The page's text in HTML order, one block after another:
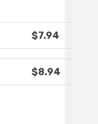
$7.94
$8.94